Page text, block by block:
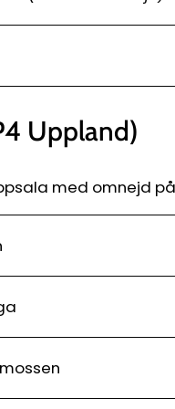
Uppland)
med omnejd